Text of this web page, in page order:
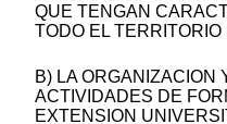
QUE TENGAN
TODO EL TERRITORIO
B) LA ORGANIZACION
ACTIVIDADES DE
EXTENSION